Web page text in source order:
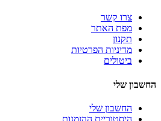
צרו קשר
מפת האתר
תקנון
מדיניות הפרטיות
ביטולים
החשבון שלי
החשבון שלי
היסטוריית ההזמנות